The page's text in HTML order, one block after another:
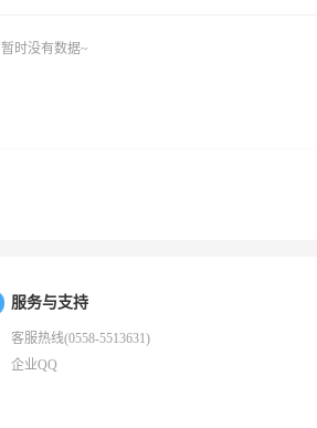
暂时没有数据~
服务与支持
客服热线(0558-5513631)
企业QQ